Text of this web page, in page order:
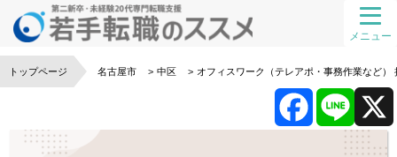
メニュー
トップページ 名古屋市 中区 オフィスワーク（テレアポ・事務作業など）